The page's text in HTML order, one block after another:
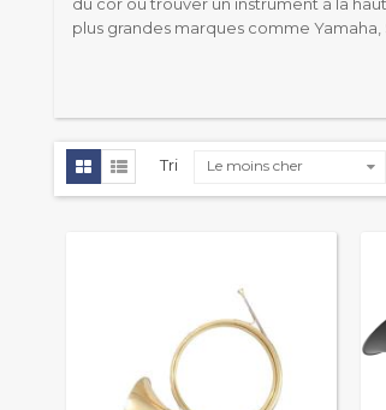
plus grandes marques comme Yamaha,
Tri Le moins cher